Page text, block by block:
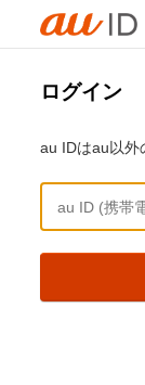
ログイン
au IDはau以外